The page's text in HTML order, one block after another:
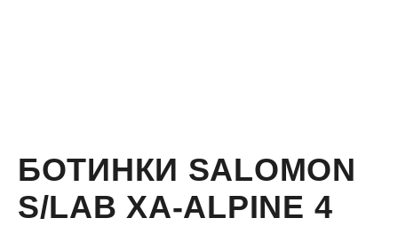
БОТИНКИ SALOMON
S/LAB XA-ALPINE 4